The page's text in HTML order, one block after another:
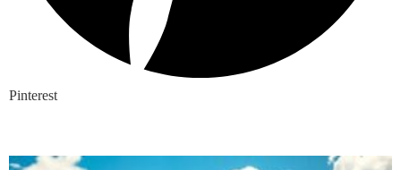
Pinterest